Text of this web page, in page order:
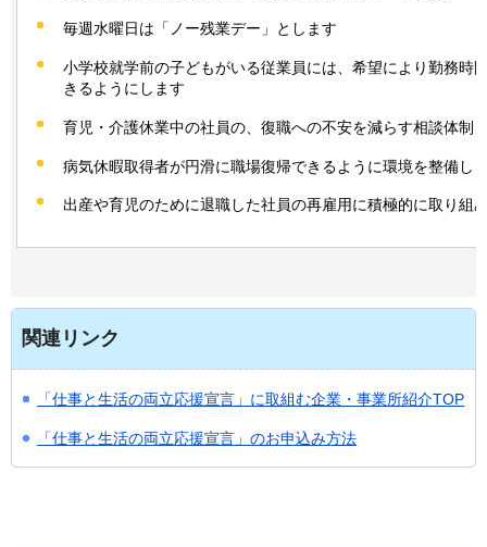
毎週水曜日は「ノー残業デー」とします
小学校就学前の子どもがいる従業員には、希望により勤務時
きるようにします
育児・介護休業中の社員の、復職への不安を減らす相談体制
病気休暇取得者が円滑に職場復帰できるように環境を整備し
出産や育児のために退職した社員の再雇用に積極的に取り組
関連リンク
「仕事と生活の両立応援宣言」に取組む企業・事業所紹介TOP
「仕事と生活の両立応援宣言」のお申込み方法